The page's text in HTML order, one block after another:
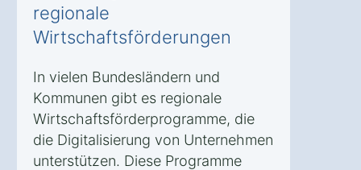
regionale
Wirtschaftsförderungen
In vielen Bundesländern und
Kommunen gibt es regionale
Wirtschaftsförderprogramme, die
die Digitalisierung von Unternehmen
unterstützen. Diese Programme